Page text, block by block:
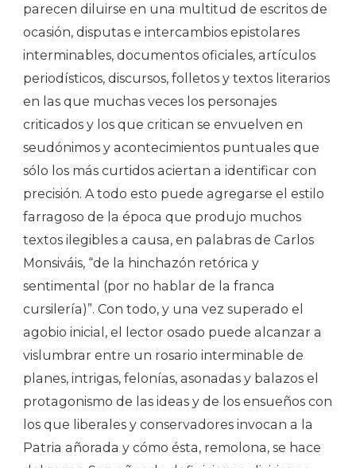
parecen diluirse en una multitud de escritos de
ocasión, disputas e intercambios epistolares
interminables, documentos oficiales, artículos
periodísticos, discursos, folletos y textos literarios
en las que muchas veces los personajes
criticados y los que critican se envuelven en
seudónimos y acontecimientos puntuales que
sólo los más curtidos aciertan a identificar con
precisión. A todo esto puede agregarse el estilo
farragoso de la época que produjo muchos
textos ilegibles a causa, en palabras de Carlos
Monsiváis, “de la hinchazón retórica y
sentimental (por no hablar de la franca
cursilería)”. Con todo, y una vez superado el
agobio inicial, el lector osado puede alcanzar a
vislumbrar entre un rosario interminable de
planes, intrigas, felonías, asonadas y balazos el
protagonismo de las ideas y de los ensueños con
los que liberales y conservadores invocan a la
Patria añorada y cómo ésta, remolona, se hace